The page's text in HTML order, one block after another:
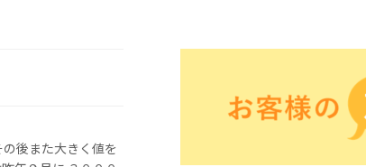
後また大きく値を